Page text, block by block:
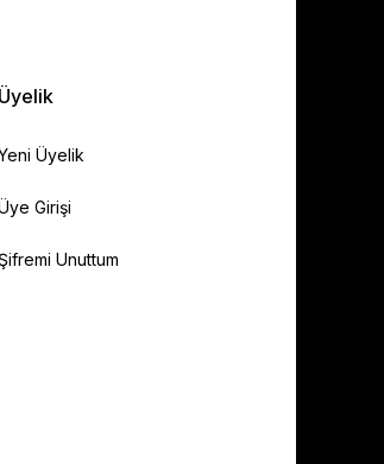
Üyelik
Üyelik
Girişi
Şifremi Unuttum